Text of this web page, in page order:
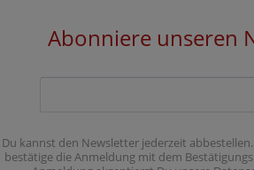
Abonniere unseren
Du kannst den Newsletter jederzeit
bestätige die Anmeldung mit dem